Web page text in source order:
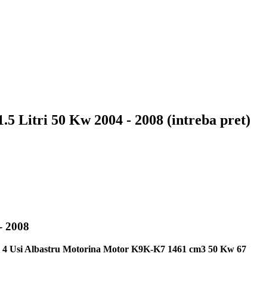
Litri 50 Kw 2004 - 2008 (intreba pret)
2008
Usi Albastru Motorina Motor K9K-K7 1461 cm3 50 Kw 67